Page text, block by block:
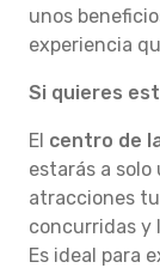
unos
experiencia
Si quieres
El centro de
estarás a solo
atracciones
concurridas y
Es ideal para